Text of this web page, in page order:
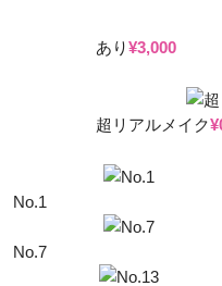
あり¥3,000
超リアルメイク¥
No.1
No.7